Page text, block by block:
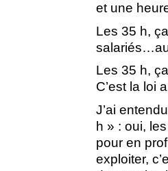
et une
Les 35 h,
Les 35 h,
C’est la loi
J’ai
h » : oui,
pour en
exploiter,